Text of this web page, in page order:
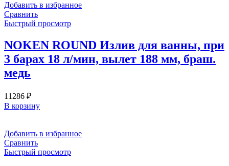
Добавить в избранное
Сравнить
Быстрый просмотр
NOKEN ROUND Излив для ванны, при
3 барах 18 л/мин, вылет 188 мм, браш.
медь
11286 ₽
В корзину
Добавить в избранное
Сравнить
Быстрый просмотр